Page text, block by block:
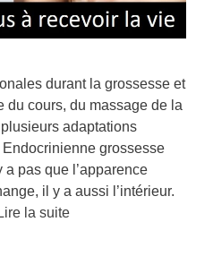
durant la grossesse et
du cours, du massage de la
adaptations
grossesse
a pas que l’apparence
il y a aussi l’intérieur.
Lire la suite